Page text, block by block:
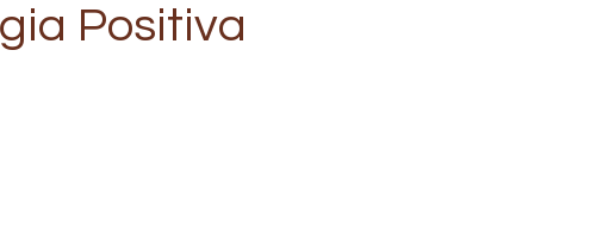
Positiva